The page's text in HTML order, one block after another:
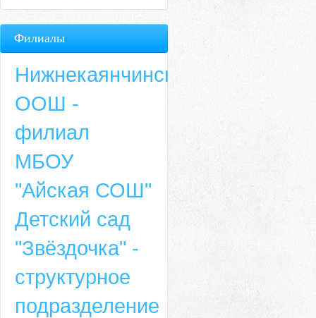
Филиалы
Нижнекаянчинская
ООШ -
филиал
МБОУ
"Айская СОШ"
Детский сад
"Звёздочка" -
структурное
подразделение